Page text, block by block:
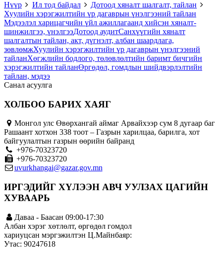
Нүүр
Ил тод байдал
Дотоод хяналт шалгалт, тайлан
Хуулийн хэрэгжилтийн үр дагаврын үнэлгээний тайлан
Мэдээлэл харицагчийн үйл ажиллагаанд хийсэн хяналт-
шинжилгээ, үнэлгээДотоод аудитСанхүүгийн хяналт
шалгалтын тайлан, акт, дүгнэлт, албан шаардлага,
зөвлөмжХуулийн хэрэгжилтийн үр дагаврын үнэлгээний
тайланХөгжлийн бодлого, төлөвлөлтийн баримт бичгийн
хэрэгжилтийн тайланӨргөдөл, гомдлын шийдвэрлэлтийн
тайлан, мэдээ
Санал асуулга
ХОЛБОО БАРИХ ХАЯГ
Монгол улс Өвөрхангай аймаг Арвайхээр сум 8 дугаар баг
Рашаант хотхон 338 тоот – Газрын харилцаа, барилга, хот
байгуулалтын газрын өөрийн байранд
+976-70323720
+976-70323720
uvurkhangai@gazar.gov.mn
ИРГЭДИЙГ ХҮЛЭЭН АВЧ УУЛЗАХ ЦАГИЙН
ХУВААРЬ
Даваа - Баасан 09:00-17:30
Албан хэрэг хөтлөлт, өргөдөл гомдол
хариуцсан мэргэжилтэн Ц.Майнбаяр:
Утас: 90247618